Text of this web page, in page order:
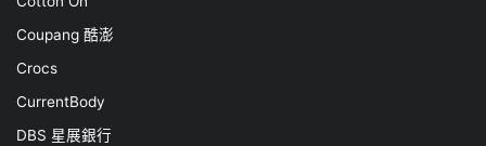
Coupang 酷澎
Crocs
CurrentBody
DBS 星展銀行